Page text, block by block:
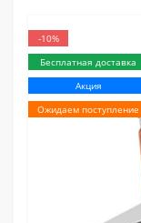
-10%
Бесплатная доставка
Акция
Ожидаем поступление